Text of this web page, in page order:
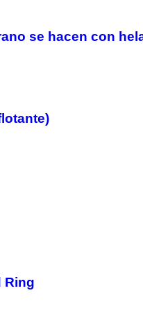
se hacen con
Ring